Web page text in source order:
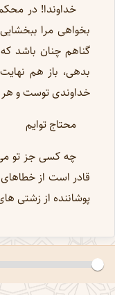
خداوندا! در
بخواهی مرا
گناهم چنان باشد
بدهی، باز هم
خداوندی توست و هر
محتاج توایم
چه کسی جز تو
قادر است از
پوشاننده از زشتی